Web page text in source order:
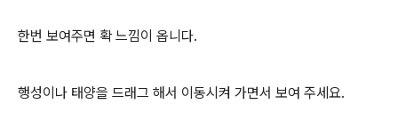
한번 보여주면 확 느낌이 옵니다.
행성이나 태양을 드래그 해서 이동시켜 가면서 보여 주세요.